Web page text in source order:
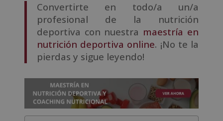
Convertirte en todo/a un/a
profesional de la nutrición
deportiva con nuestra maestría en
nutrición deportiva online. ¡No te la
pierdas y sigue leyendo!